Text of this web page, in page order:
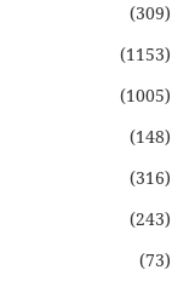
(309)
(1153)
(1005)
(148)
(316)
(243)
(73)